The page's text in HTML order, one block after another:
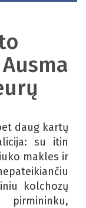
daug kartų
su itin
makles ir
kolchozų